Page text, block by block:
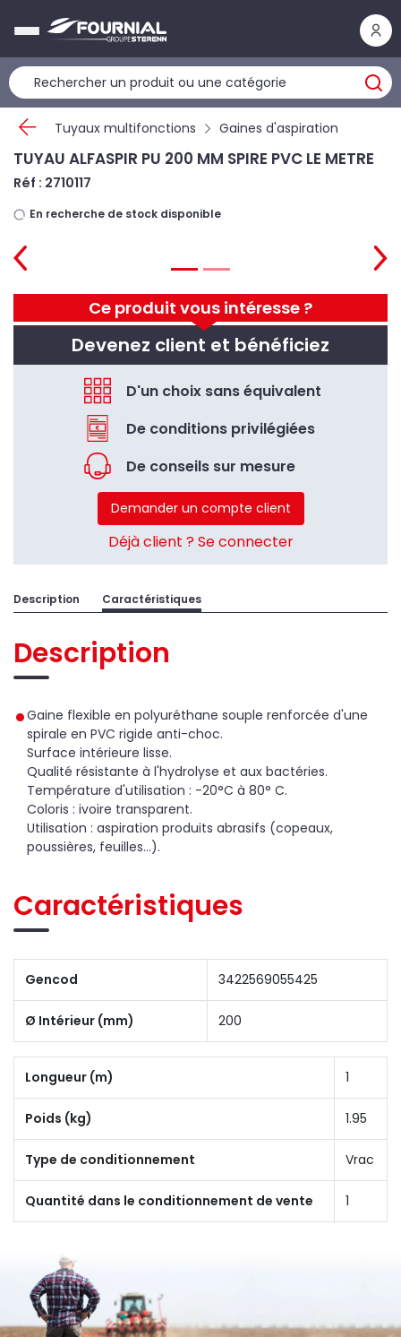
Tuyaux multifonctions Gaines d'aspiration
Ce produit vous intéresse ?
Devenez client et bénéficiez
D'un choix sans équivalent
De conditions privilégiées
De conseils sur mesure
Demander un compte client
Déjà client ? Se connecter
TUYAU ALFASPIR PU 200 MM SPIRE PVC LE METRE
Réf : 2710117
En recherche de stock disponible
Description Caractéristiques
Description
Gaine flexible en polyuréthane souple renforcée d'une
spirale en PVC rigide anti-choc.
Surface intérieure lisse.
Qualité résistante à l'hydrolyse et aux bactéries.
Température d'utilisation : -20°C à 80° C.
Coloris : ivoire transparent.
Utilisation : aspiration produits abrasifs (copeaux,
poussières, feuilles...).
Caractéristiques
Gencod 3422569055425
Ø Intérieur (mm) 200
Longueur (m) 1
Poids (kg) 1.95
Type de conditionnement Vrac
Quantité dans le conditionnement de vente 1